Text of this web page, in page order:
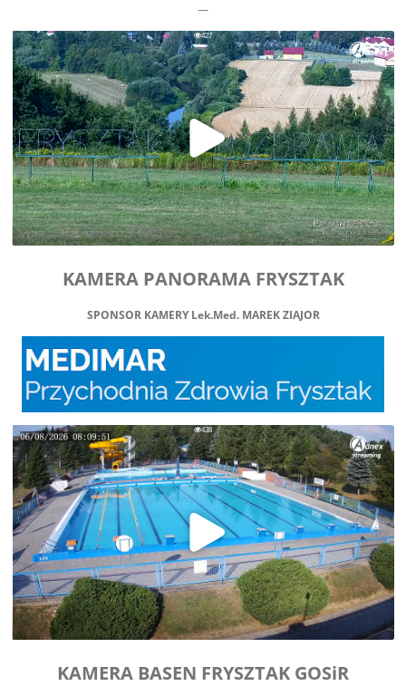
—
KAMERA PANORAMA FRYSZTAK
SPONSOR KAMERY Lek.Med. MAREK ZIAJOR
KAMERA BASEN FRYSZTAK GOSiR